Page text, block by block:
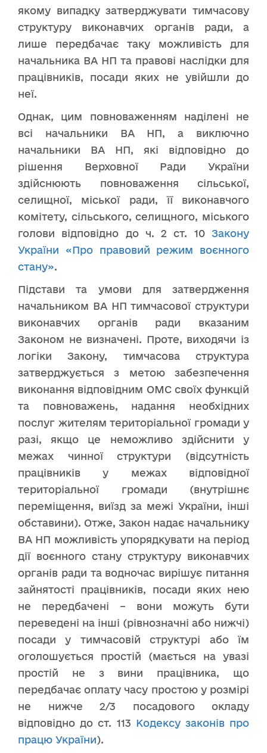
якому випадку затверджувати тимчасову
структуру виконавчих органів ради, а
лише передбачає таку можливість для
начальника ВА НП та правові наслідки для
працівників, посади яких не увійшли до
неї.
Однак, цим повноваженням наділені не
всі начальники ВА НП, а виключно
начальники ВА НП, які відповідно до
рішення Верховної Ради України
здійснюють повноваження сільської,
селищної, міської ради, її виконавчого
комітету, сільського, селищного, міського
голови відповідно до ч. 2 ст. 10 Закону
України «Про правовий режим воєнного
стану».
Підстави та умови для затвердження
начальником ВА НП тимчасової структури
виконавчих органів ради вказаним
Законом не визначені. Проте, виходячи із
логіки Закону, тимчасова структура
затверджується з метою забезпечення
виконання відповідним ОМС своїх функцій
та повноважень, надання необхідних
послуг жителям територіальної громади у
разі, якщо це неможливо здійснити у
межах чинної структури (відсутність
працівників у межах відповідної
територіальної громади (внутрішнє
переміщення, виїзд за межі України, інші
обставини). Отже, Закон надає начальнику
ВА НП можливість упорядкувати на період
дії воєнного стану структуру виконавчих
органів ради та водночас вирішує питання
зайнятості працівників, посади яких нею
не передбачені – вони можуть бути
переведені на інші (рівнозначні або нижчі)
посади у тимчасовій структурі або їм
оголошується простій (мається на увазі
простій не з вини працівника, що
передбачає оплату часу простою у розмірі
не нижче 2/3 посадового окладу
відповідно до ст. 113 Кодексу законів про
працю України).